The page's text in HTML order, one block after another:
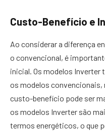
Custo-Benefício e
Ao considerar a diferença
o convencional, é
inicial. Os modelos Inverter
os modelos convencionais,
custo-benefício pode ser
os modelos Inverter são
termos energéticos, o que